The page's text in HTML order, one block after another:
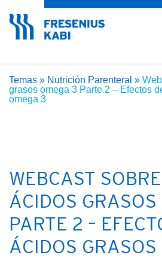
Email*
Recordarme
Temas » Nutrición Parenteral »
grasos omega 3 Parte 2 – Efectos
omega 3
WEBCAST
ÁCIDOS
PARTE 2 –
ÁCIDOS